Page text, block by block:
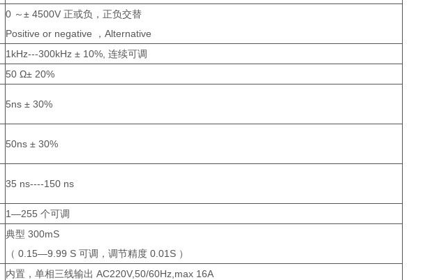
0 ～± 4500V 正或负，正负交替
Positive or negative ，Alternative
1kHz---300kHz ± 10%, 连续可调
50 Ω± 20%
5ns ± 30%
50ns ± 30%
35 ns----150 ns
1—255 个可调
典型 300mS
（ 0.15—9.99 S 可调，调节精度 0.01S ）
内置，单相三线输出 AC220V,50/60Hz,max 16A